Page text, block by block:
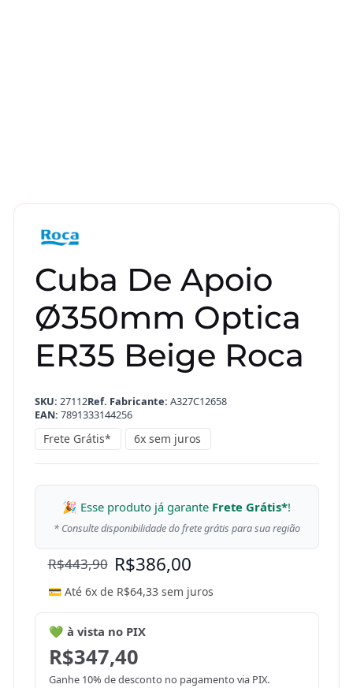
Cuba De Apoio
Ø350mm Optica
ER35 Beige Roca
SKU: 27112Ref. Fabricante: A327C12658
EAN: 7891333144256
Frete Grátis* 6x sem juros
🎉 Esse produto já garante Frete Grátis*!
* Consulte disponibilidade do frete grátis para sua região
R$443,90 R$386,00
💳 Até 6x de R$64,33 sem juros
💚 à vista no PIX
R$347,40
Ganhe 10% de desconto no pagamento via PIX.